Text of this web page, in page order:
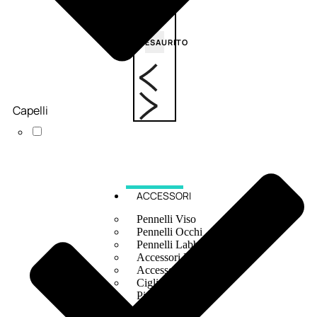
ESAURITO
ACCESSORI
Pennelli Viso
Pennelli Occhi
Pennelli Labbra
Accessori Make Up
Accessori Occhi
Ciglia Finte
Pinzette
Capelli